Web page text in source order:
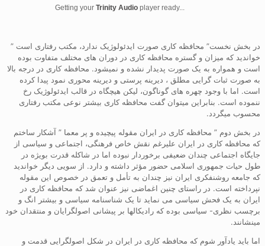
Getting yourTrinity Audio player ready...
در بخش نخست” محافظه کاری صورت ایدئولوژیک ندارد، مکتب رفتاری است ”
خواندید که میزان و گستره محافظه کاری در دوران های مختلف متفاوت بوده
است و همواره به یک صورت پدیدار نشده و نمیشود. محافظه کاری در درجه بالا
به صورت ثبات گرایی مطلق ، دیرینه پرستی و دیرینه محوری نمود پیدا کرده
است. اما با وجود چهره های گوناگون، لیکن هیچگاه در قالب ایدئولوژیک رخ
ننموده است. بنابراین میتوان گفت محافظه کاری بیشتر نوعی مکتب رفتاری
محسوب میگردد.
در بخش دوم ” محافظه کاری در ایران مقوله پیچیده و پر معما ” آشکار ساختم
که محافظه کاری در ایران علیرغم نقش خاص فرهنگی، اجتماعی و سیاسی از
جایگاه اجتماعی چندان ضعیفی برخوردار نبوده اما در شاکله قدرت بویژه در
طول حیات جمهوری اسلامی حضور مؤثر داشته و دارد. از سویی دیگر خواندید
که جامعه روشنفکری ایران نیز چندان به تأمل و تعمق در خصوص این مقوله
نپرداخته است. در راستای چنین اغماضی نیز عنوان شد که محافظه کاری در
ایران به یک فحش سیاسی می نماید تا یک شناسنامه سیاسی و بیشتر انگ و
برچسب نظری- سیاسی بوده که رادیکالها بر پیشانی اصولگرایان و منتقدان خود
مینشانند.
اما باید یادآور شوم که محافظه کاری در ایران در شکل اصولگرایی قدمت و